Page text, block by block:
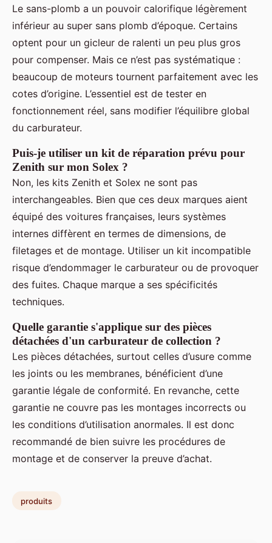
Le sans-plomb a un pouvoir calorifique légèrement
inférieur au super sans plomb d’époque. Certains
optent pour un gicleur de ralenti un peu plus gros
pour compenser. Mais ce n’est pas systématique :
beaucoup de moteurs tournent parfaitement avec les
cotes d’origine. L’essentiel est de tester en
fonctionnement réel, sans modifier l’équilibre global
du carburateur.
Puis-je utiliser un kit de réparation prévu pour
Zenith sur mon Solex ?
Non, les kits Zenith et Solex ne sont pas
interchangeables. Bien que ces deux marques aient
équipé des voitures françaises, leurs systèmes
internes diffèrent en termes de dimensions, de
filetages et de montage. Utiliser un kit incompatible
risque d’endommager le carburateur ou de provoquer
des fuites. Chaque marque a ses spécificités
techniques.
Quelle garantie s'applique sur des pièces
détachées d'un carburateur de collection ?
Les pièces détachées, surtout celles d’usure comme
les joints ou les membranes, bénéficient d’une
garantie légale de conformité. En revanche, cette
garantie ne couvre pas les montages incorrects ou
les conditions d’utilisation anormales. Il est donc
recommandé de bien suivre les procédures de
montage et de conserver la preuve d’achat.
produits